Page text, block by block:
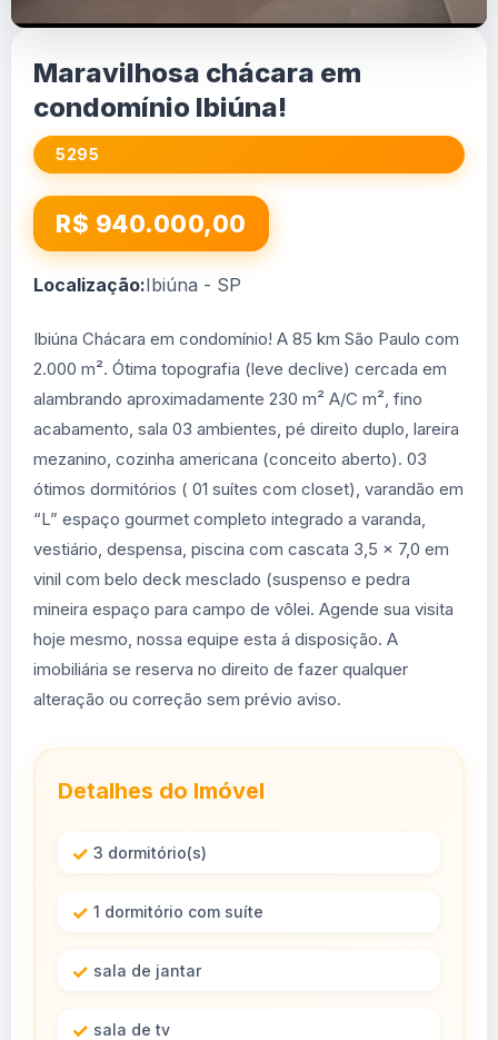
Maravilhosa chácara em
condomínio Ibiúna!
5295
R$ 940.000,00
Localização:Ibiúna - SP
Ibiúna Chácara em condomínio! A 85 km São Paulo com
2.000 m². Ótima topografia (leve declive) cercada em
alambrando aproximadamente 230 m² A/C m², fino
acabamento, sala 03 ambientes, pé direito duplo, lareira
mezanino, cozinha americana (conceito aberto). 03
ótimos dormitórios ( 01 suítes com closet), varandão em
“L” espaço gourmet completo integrado a varanda,
vestiário, despensa, piscina com cascata 3,5 x 7,0 em
vinil com belo deck mesclado (suspenso e pedra
mineira espaço para campo de vôlei. Agende sua visita
hoje mesmo, nossa equipe esta á disposição. A
imobiliária se reserva no direito de fazer qualquer
alteração ou correção sem prévio aviso.
Detalhes do Imóvel
3 dormitório(s)
1 dormitório com suíte
sala de jantar
sala de tv